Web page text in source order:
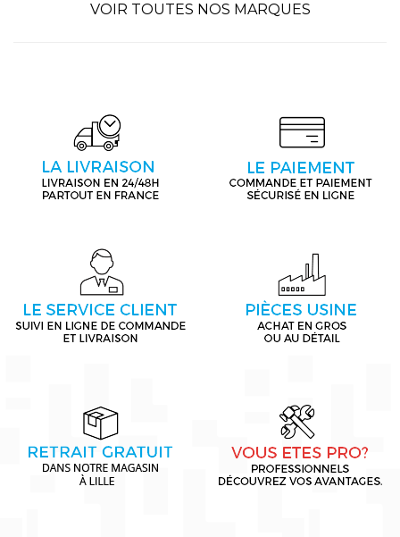
VOIR TOUTES NOS MARQUES